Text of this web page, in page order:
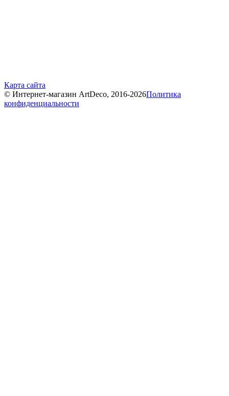
Карта сайта
© Интернет-магазин ArtDeco, 2016-2026Политика
конфиденциальности